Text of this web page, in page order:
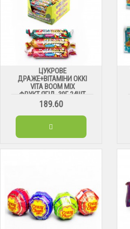
ЦУКРОВЕ
ДРАЖЕ+ВІТАМІНИ OKKI
VITA BOOM MIX
ФРУКТ.ЯГІД. 30Г 24ШТ
189.60